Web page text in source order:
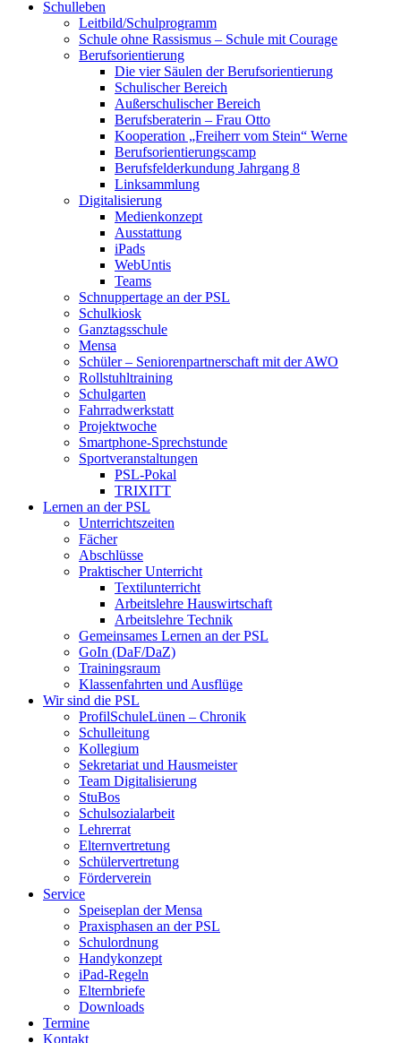
Schulleben
Leitbild/Schulprogramm
Schule ohne Rassismus – Schule mit Courage
Berufsorientierung
Die vier Säulen der Berufsorientierung
Schulischer Bereich
Außerschulischer Bereich
Berufsberaterin – Frau Otto
Kooperation „Freiherr vom Stein“ Werne
Berufsorientierungscamp
Berufsfelderkundung Jahrgang 8
Linksammlung
Digitalisierung
Medienkonzept
Ausstattung
iPads
WebUntis
Teams
Schnuppertage an der PSL
Schulkiosk
Ganztagsschule
Mensa
Schüler – Seniorenpartnerschaft mit der AWO
Rollstuhltraining
Schulgarten
Fahrradwerkstatt
Projektwoche
Smartphone-Sprechstunde
Sportveranstaltungen
PSL-Pokal
TRIXITT
Lernen an der PSL
Unterrichtszeiten
Fächer
Abschlüsse
Praktischer Unterricht
Textilunterricht
Arbeitslehre Hauswirtschaft
Arbeitslehre Technik
Gemeinsames Lernen an der PSL​
GoIn (DaF/DaZ)
Trainingsraum
Klassenfahrten und Ausflüge
Wir sind die PSL
ProfilSchuleLünen – Chronik
Schulleitung
Kollegium
Sekretariat und Hausmeister
Team Digitalisierung
StuBos
Schulsozialarbeit
Lehrerrat
Elternvertretung
Schülervertretung
Förderverein
Service
Speiseplan der Mensa
Praxisphasen an der PSL
Schulordnung
Handykonzept
iPad-Regeln
Elternbriefe
Downloads
Termine
Kontakt